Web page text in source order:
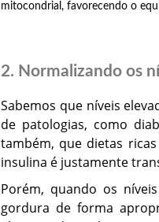
mitocondrial, favorecendo o
2. Normalizando os
Sabemos que níveis
de patologias, como
também, que dietas
insulina é justamente
Porém, quando os
gordura de forma